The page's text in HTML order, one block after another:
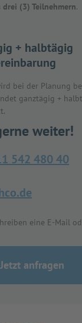
(3) Teilnehmern.
+ halbtägig
bei der Planung
ganztägig +
weiter!
542 480 40
eine E-Mail
Jetzt anfragen